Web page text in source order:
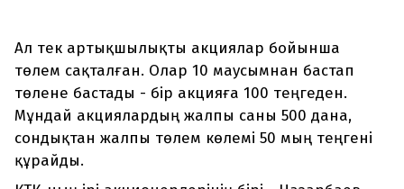
Ал тек артықшылықты акциялар бойынша
төлем сақталған. Олар 10 маусымнан бастап
төлене бастады - бір акцияға 100 теңгеден.
Мұндай акциялардың жалпы саны 500 дана,
сондықтан жалпы төлем көлемі 50 мың теңгені
құрайды.